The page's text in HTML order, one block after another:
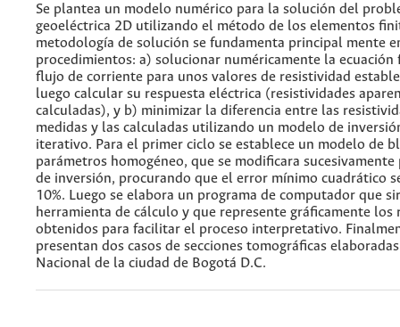
Se plantea un modelo numérico para la solución del
geoeléctrica 2D utilizando el método de los elementos
metodología de solución se fundamenta principal mente
procedimientos: a) solucionar numéricamente la ecuación
flujo de corriente para unos valores de resistividad
luego calcular su respuesta eléctrica (resistividades
calculadas), y b) minimizar la diferencia entre las
medidas y las calculadas utilizando un modelo de
iterativo. Para el primer ciclo se establece un modelo de
parámetros homogéneo, que se modificara
de inversión, procurando que el error mínimo cuadrático
10%. Luego se elabora un programa de computador que
herramienta de cálculo y que represente gráficamente los
obtenidos para facilitar el proceso interpretativo.
presentan dos casos de secciones tomográficas
Nacional de la ciudad de Bogotá D.C.